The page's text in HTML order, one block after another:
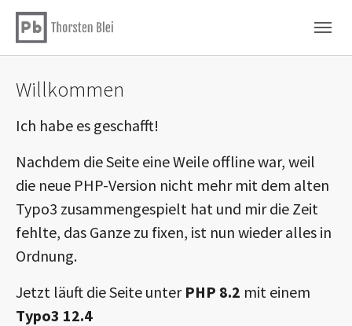
Skip to main content
Skip to page footer
Willkommen
Ich habe es geschafft!
Nachdem die Seite eine Weile offline war, weil
die neue PHP-Version nicht mehr mit dem alten
Typo3 zusammengespielt hat und mir die Zeit
fehlte, das Ganze zu fixen, ist nun wieder alles in
Ordnung.
Jetzt läuft die Seite unter PHP 8.2 mit einem
Typo3 12.4